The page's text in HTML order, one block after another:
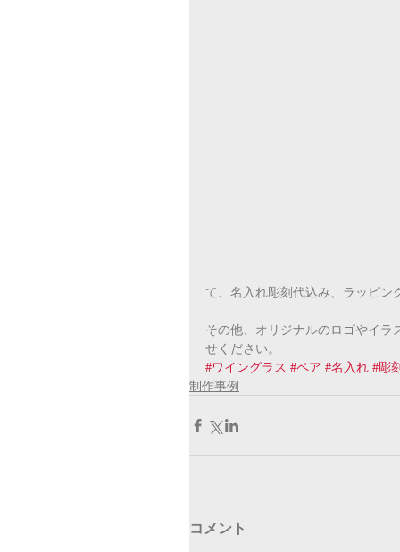
て、名入れ彫刻代込み、ラッピン
その他、オリジナルのロゴやイ
せください。
#ワイングラス #ペア #名入れ #彫
制作事例
コメント